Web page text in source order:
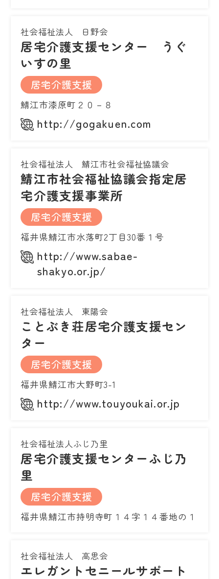
社会福祉法人 日野会
居宅介護支援センター うぐ
いすの里
居宅介護支援
鯖江市漆原町２０－８
http://gogakuen.com
社会福祉法人 鯖江市社会福祉協議会
鯖江市社会福祉協議会指定居
宅介護支援事業所
居宅介護支援
福井県鯖江市水落町2丁目30番１号
http://www.sabae-
shakyo.or.jp/
社会福祉法人 東陽会
ことぶき荘居宅介護支援セン
ター
居宅介護支援
福井県鯖江市大野町3-1
http://www.touyoukai.or.jp
社会福祉法人ふじ乃里
居宅介護支援センターふじ乃
里
居宅介護支援
福井県鯖江市持明寺町１４字１４番地の１
社会福祉法人 高思会
エレガントセニールサポート